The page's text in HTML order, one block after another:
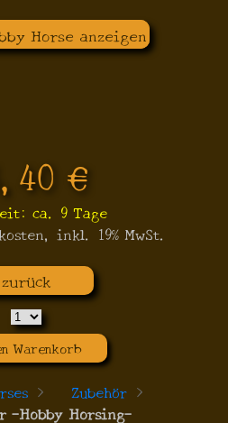
Horse anzeigen
€
ca. 9 Tage
inkl. 19% MwSt.
zurück
Warenkorb
> Zubehör >
-Hobby Horsing-